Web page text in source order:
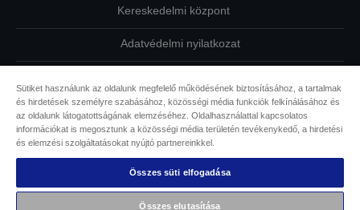
Kereskedelmi központ
Adatvédelmi nyilatkozat
Kapcsolatfelvétel
Sütikkel kapcsolatos információk
Az Epson elkötelezettsége az akadálymentesség mellett
Sütiket használunk az oldalunk megfelelő működésének biztosításához, a tartalmak
és hirdetések személyre szabásához, közösségi média funkciók felkínálásához és
az oldalunk látogatottságának elemzéséhez. Oldalhasználattal kapcsolatos
információkat is megosztunk a közösségi média területén tevékenykedő, a hirdetési
és elemzési szolgáltatásokat nyújtó partnereinkkel.
Összes süti elfogadása
Összes elutasítása